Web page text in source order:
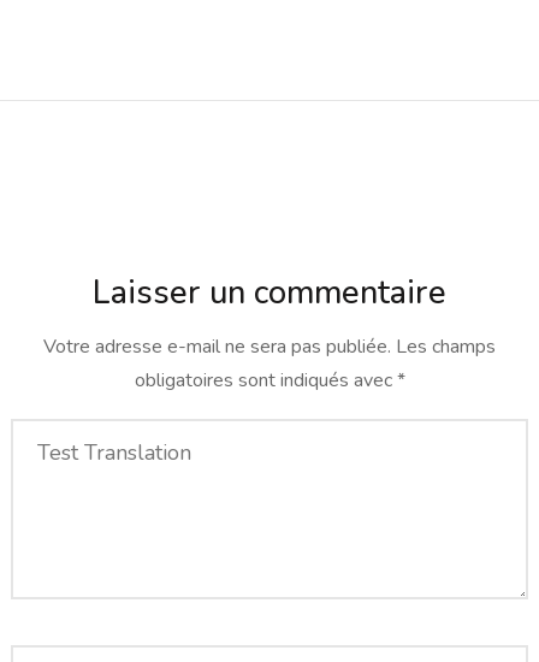
Laisser un commentaire
Votre adresse e-mail ne sera pas publiée. Les champs
obligatoires sont indiqués avec*